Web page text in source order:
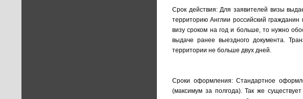
Срок действия: Для заявителей визы
территорию Англии российский
визу сроком на год и больше, то нужно
выдаче ранее выездного документа.
территории не больше двух дней.
Сроки оформления: Стандартное
(максимум за полгода). Так же